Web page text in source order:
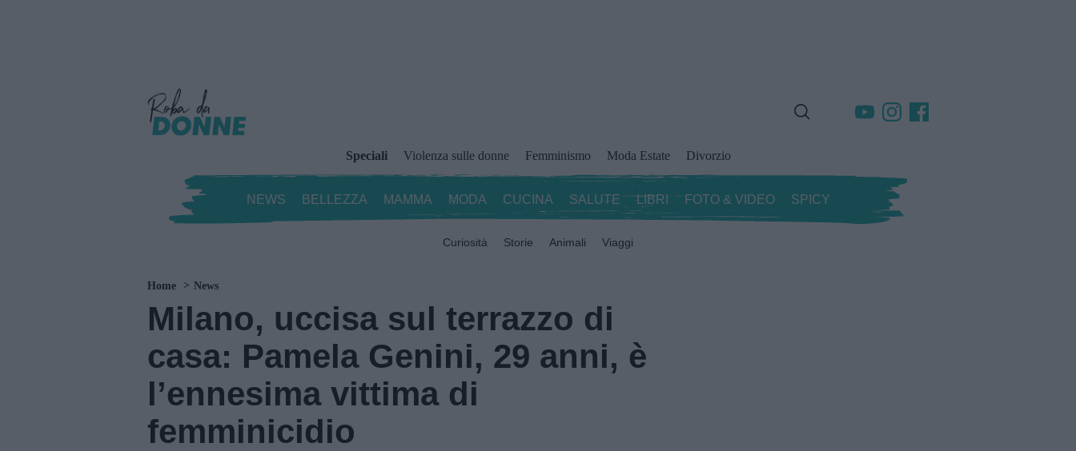
Speciali Violenza sulle donne Femminismo Moda Estate Divorzio
NEWS BELLEZZA MAMMA MODA CUCINA SALUTE LIBRI FOTO & VIDEO SPICY
Curiosità Storie Animali Viaggi
Home News
Milano, uccisa sul terrazzo di
casa: Pamela Genini, 29 anni, è
l’ennesima vittima di
femminicidio